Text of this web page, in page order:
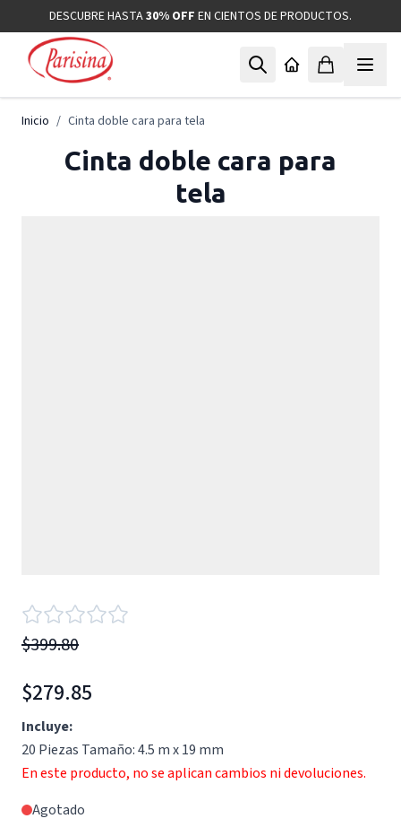
Ir al contenidoDESCUBRE HASTA30% OFF EN CIENTOS DE PRODUCTOS.
Inicio / Cinta doble cara para tela
Cinta doble cara para
tela
$399.80
$279.85
Incluye:
20 Piezas Tamaño: 4.5 m x 19 mm
En este producto, no se aplican cambios ni devoluciones.
Agotado